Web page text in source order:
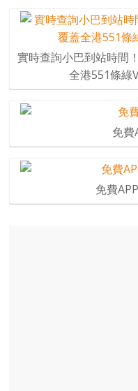
實時查詢小巴到站時間
全港551條綠
免費
免費